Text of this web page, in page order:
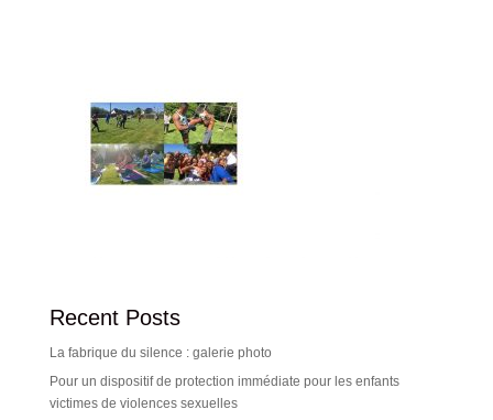
Recent Posts
La fabrique du silence : galerie photo
Pour un dispositif de protection immédiate pour les enfants
victimes de violences sexuelles